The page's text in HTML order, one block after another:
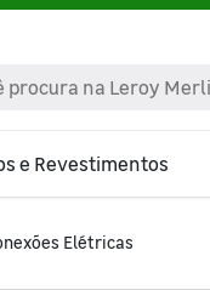
e Revestimentos
Elétricas